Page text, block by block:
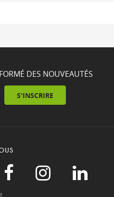
DES NOUVEAUTÉS
S'INSCRIRE